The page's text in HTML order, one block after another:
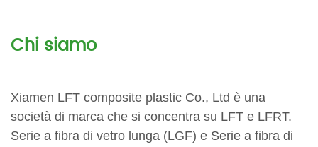
Chi siamo
Xiamen LFT composite plastic Co., Ltd è una
società di marca che si concentra su LFT e LFRT.
Serie a fibra di vetro lunga (LGF) e Serie a fibra di